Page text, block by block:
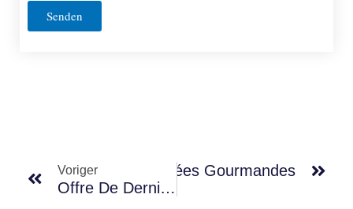
Voriger
Offre De Dernière Minute Hiver
Nächster Journées Gourmandes